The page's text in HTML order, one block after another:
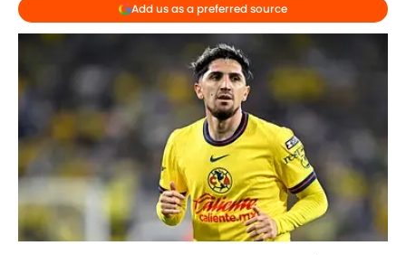
Add us as a preferred source